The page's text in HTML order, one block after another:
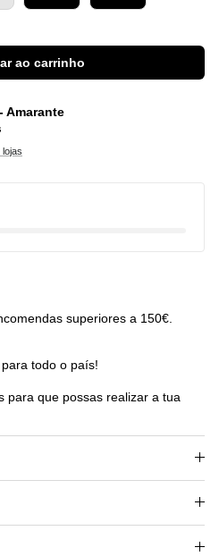
ao carrinho
Amarante
lojas
superiores a 150€.
todo o país!
para que possas realizar a tua